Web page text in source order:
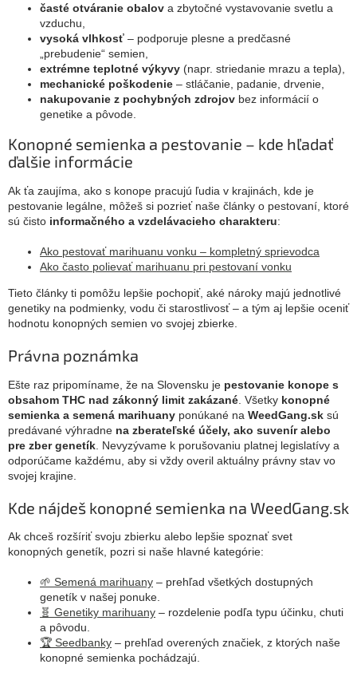
časté otváranie obalov a zbytočné vystavovanie svetlu a
vzduchu,
vysoká vlhkosť – podporuje plesne a predčasné
„prebudenie“ semien,
extrémne teplotné výkyvy (napr. striedanie mrazu a tepla),
mechanické poškodenie – stláčanie, padanie, drvenie,
nakupovanie z pochybných zdrojov bez informácií o
genetike a pôvode.
Konopné semienka a pestovanie – kde hľadať
ďalšie informácie
Ak ťa zaujíma, ako s konope pracujú ľudia v krajinách, kde je
pestovanie legálne, môžeš si pozrieť naše články o pestovaní, ktoré
sú čisto informačného a vzdelávacieho charakteru:
Ako pestovať marihuanu vonku – kompletný sprievodca
Ako často polievať marihuanu pri pestovaní vonku
Tieto články ti pomôžu lepšie pochopiť, aké nároky majú jednotlivé
genetiky na podmienky, vodu či starostlivosť – a tým aj lepšie oceniť
hodnotu konopných semien vo svojej zbierke.
Právna poznámka
Ešte raz pripomíname, že na Slovensku je pestovanie konope s
obsahom THC nad zákonný limit zakázané . Všetky konopné
semienka a semená marihuany ponúkané na WeedGang.sk sú
predávané výhradne na zberateľské účely, ako suvenír alebo
pre zber genetík . Nevyzývame k porušovaniu platnej legislatívy a
odporúčame každému, aby si vždy overil aktuálny právny stav vo
svojej krajine.
Kde nájdeš konopné semienka na WeedGang.sk
Ak chceš rozšíriť svoju zbierku alebo lepšie spoznať svet
konopných genetík, pozri si naše hlavné kategórie:
🌱 Semená marihuany – prehľad všetkých dostupných
genetík v našej ponuke.
🧬 Genetiky marihuany – rozdelenie podľa typu účinku, chuti
a pôvodu.
🏆 Seedbanky – prehľad overených značiek, z ktorých naše
konopné semienka pochádzajú.